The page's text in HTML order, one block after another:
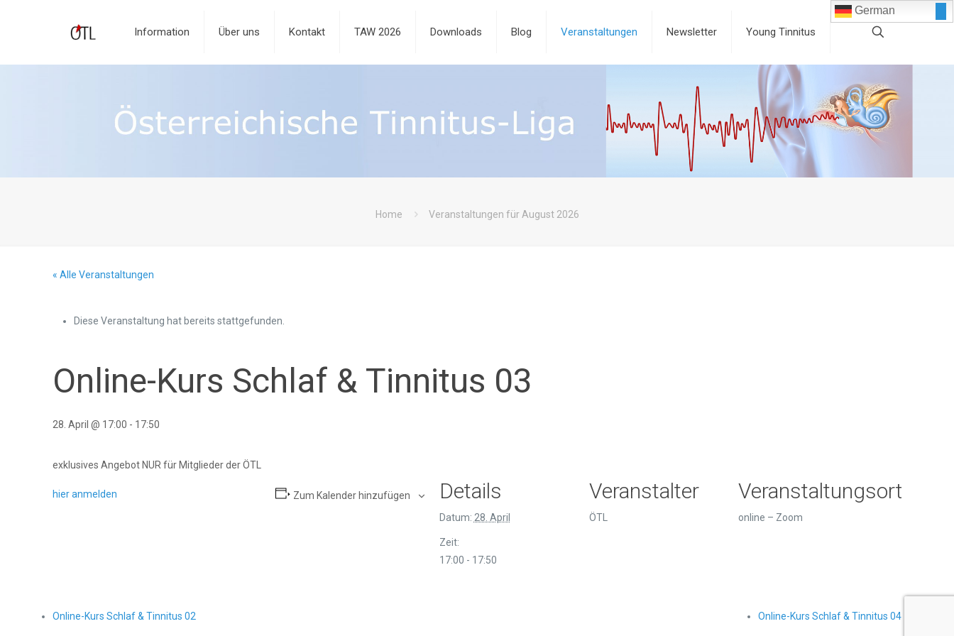
Information Über uns Kontakt TAW 2026 Downloads Blog Veranstaltungen Newsletter Young Tinnitus
German
Home Veranstaltungen für August 2026
« Alle Veranstaltungen
Diese Veranstaltung hat bereits stattgefunden.
Online-Kurs Schlaf & Tinnitus 03
28. April @ 17:00 - 17:50
exklusives Angebot NUR für Mitglieder der ÖTL
hier anmelden Zum Kalender hinzufügen Details
Datum: 28. April
Zeit:
17:00 - 17:50
Veranstalter
ÖTL
Veranstaltungsort
online – Zoom
Online-Kurs Schlaf & Tinnitus 02 Online-Kurs Schlaf & Tinnitus 04